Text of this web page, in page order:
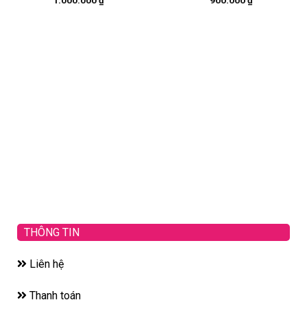
THÔNG TIN
Liên hệ
Thanh toán